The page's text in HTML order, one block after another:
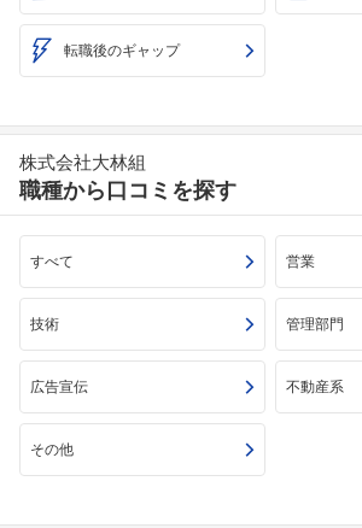
転職後のギャップ
株式会社大林組
職種から口コミを探す
すべて 営業
技術 管理部門
広告宣伝 不動産系
その他